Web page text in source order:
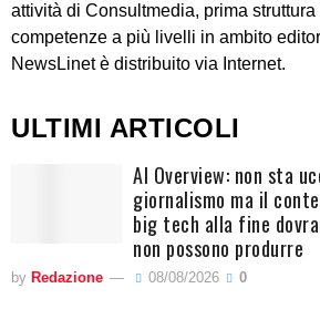
attività di Consultmedia, prima
competenze a più livelli in ambito
NewsLinet è distribuito via Internet.
ULTIMI ARTICOLI
AI Overview: non sta
giornalismo ma il
big tech alla fine
non possono produrre
by Redazione 08/08/2026 0